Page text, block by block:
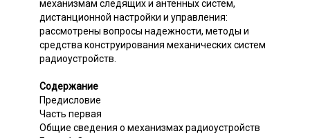
механизмам следящих и антенных систем,
дистанционной настройки и управления:
рассмотрены вопросы надежности, методы и
средства конструирования механических систем
радиоустройств.
Содержание
Предисловие
Часть первая
Общие сведения о механизмах радиоустройств